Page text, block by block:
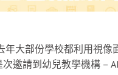
年大部份學校都利用視
邀請到幼兒教學機構 –